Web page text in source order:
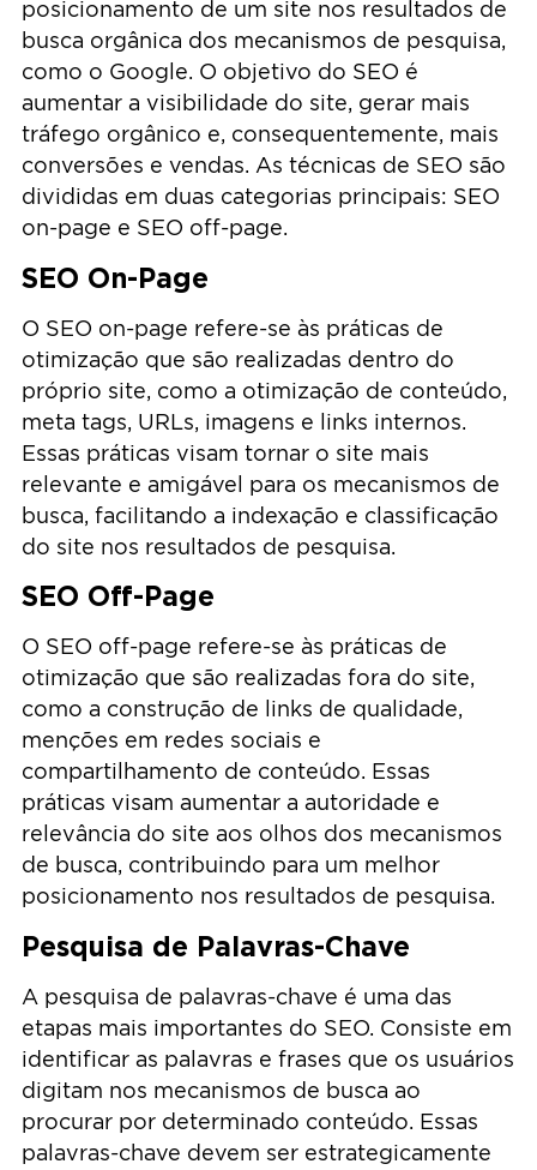
posicionamento de um site nos resultados de
busca orgânica dos mecanismos de pesquisa,
como o Google. O objetivo do SEO é
aumentar a visibilidade do site, gerar mais
tráfego orgânico e, consequentemente, mais
conversões e vendas. As técnicas de SEO são
divididas em duas categorias principais: SEO
on-page e SEO off-page.
SEO On-Page
O SEO on-page refere-se às práticas de
otimização que são realizadas dentro do
próprio site, como a otimização de conteúdo,
meta tags, URLs, imagens e links internos.
Essas práticas visam tornar o site mais
relevante e amigável para os mecanismos de
busca, facilitando a indexação e classificação
do site nos resultados de pesquisa.
SEO Off-Page
O SEO off-page refere-se às práticas de
otimização que são realizadas fora do site,
como a construção de links de qualidade,
menções em redes sociais e
compartilhamento de conteúdo. Essas
práticas visam aumentar a autoridade e
relevância do site aos olhos dos mecanismos
de busca, contribuindo para um melhor
posicionamento nos resultados de pesquisa.
Pesquisa de Palavras-Chave
A pesquisa de palavras-chave é uma das
etapas mais importantes do SEO. Consiste em
identificar as palavras e frases que os usuários
digitam nos mecanismos de busca ao
procurar por determinado conteúdo. Essas
palavras-chave devem ser estrategicamente